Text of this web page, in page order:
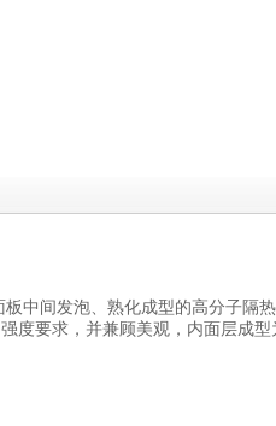
中间发泡、熟化成型的高分子
要求，并兼顾美观，内面层成型